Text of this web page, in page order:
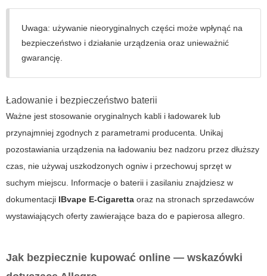
Uwaga: używanie nieoryginalnych części może wpłynąć na
bezpieczeństwo i działanie urządzenia oraz unieważnić
gwarancję.
Ładowanie i bezpieczeństwo baterii
Ważne jest stosowanie oryginalnych kabli i ładowarek lub
przynajmniej zgodnych z parametrami producenta. Unikaj
pozostawiania urządzenia na ładowaniu bez nadzoru przez dłuższy
czas, nie używaj uszkodzonych ogniw i przechowuj sprzęt w
suchym miejscu. Informacje o baterii i zasilaniu znajdziesz w
dokumentacji IBvape E-Cigaretta oraz na stronach sprzedawców
wystawiających oferty zawierające baza do e papierosa allegro.
Jak bezpiecznie kupować online — wskazówki